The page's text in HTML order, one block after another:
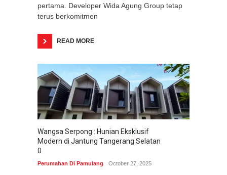
pertama. Developer Wida Agung Group tetap
terus berkomitmen
READ MORE
Wangsa Serpong : Hunian Eksklusif
Modern di Jantung Tangerang Selatan
0
Perumahan Di Pamulang October 27, 2025